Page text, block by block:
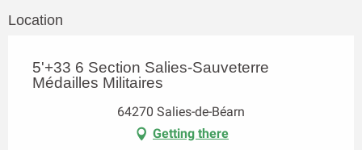
Location
5'+33 6 Section Salies-Sauveterre
Médailles Militaires
64270 Salies-de-Béarn
Getting there